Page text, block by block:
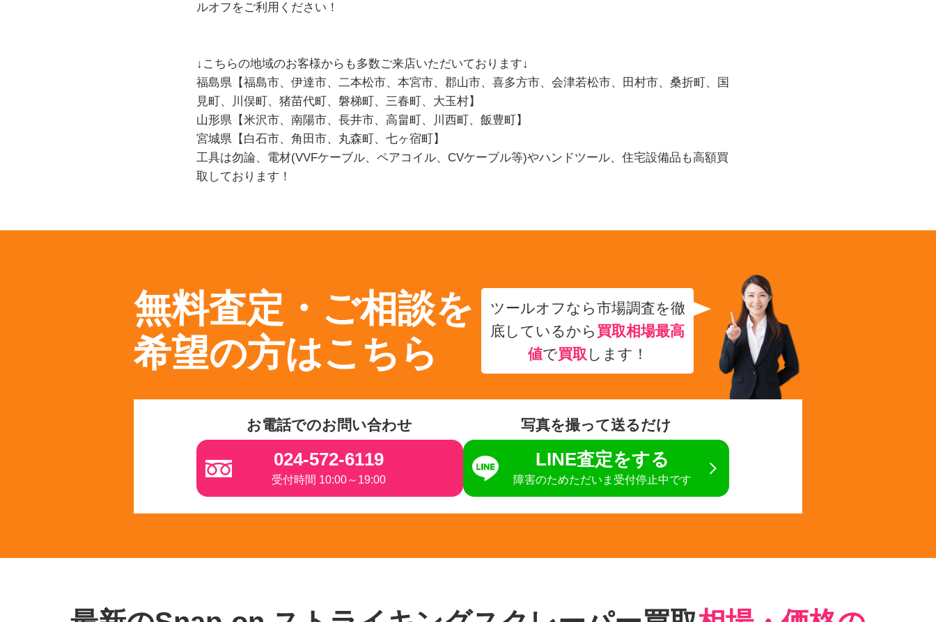
ルオフをご利用ください！
↓こちらの地域のお客様からも多数ご来店いただいております↓
福島県【福島市、伊達市、二本松市、本宮市、郡山市、喜多方市、会津若松市、田村市、桑折町、国
見町、川俣町、猪苗代町、磐梯町、三春町、大玉村】
山形県【米沢市、南陽市、長井市、高畠町、川西町、飯豊町】
宮城県【白石市、角田市、丸森町、七ヶ宿町】
工具は勿論、電材(VVFケーブル、ペアコイル、CVケーブル等)やハンドツール、住宅設備品も高額買
取しております！
無料査定・ご相談を
希望の方はこちら
ツールオフなら市場調査を徹
底しているから 買取相場最高
値で買取 します！
お電話でのお問い合わせ
024-572-6119
受付時間 10:00～19:00
写真を撮って送るだけ
LINE査定をする
障害のためただいま受付停止中です